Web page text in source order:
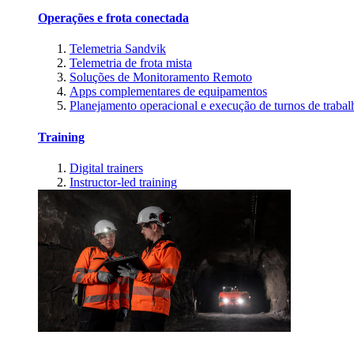
Operações e frota conectada
Telemetria Sandvik
Telemetria de frota mista
Soluções de Monitoramento Remoto
Apps complementares de equipamentos
Planejamento operacional e execução de turnos de
Training
Digital trainers
Instructor-led training